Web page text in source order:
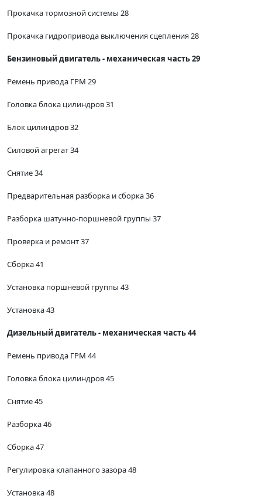
Прокачка тормозной системы 28
Прокачка гидропривода выключения сцепления 28
Бензиновый двигатель - механическая часть 29
Ремень привода ГРМ 29
Головка блока цилиндров 31
Блок цилиндров 32
Силовой агрегат 34
Снятие 34
Предварительная разборка и сборка 36
Разборка шатунно-поршневой группы 37
Проверка и ремонт 37
Сборка 41
Установка поршневой группы 43
Установка 43
Дизельный двигатель - механическая часть 44
Ремень привода ГРМ 44
Головка блока цилиндров 45
Снятие 45
Разборка 46
Сборка 47
Регулировка клапанного зазора 48
Установка 48